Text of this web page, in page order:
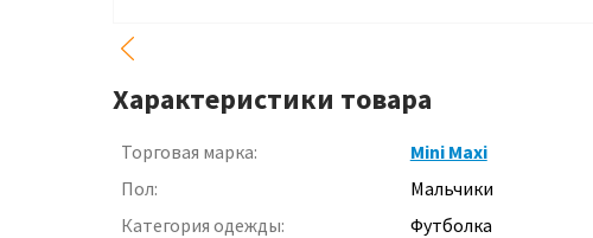
Характеристики товара
Торговая марка:
Mini Maxi
Пол:
Мальчики
Категория одежды:
Футболка